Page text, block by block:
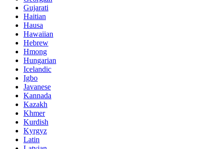
Gujarati
Haitian
Hausa
Hawaiian
Hebrew
Hmong
Hungarian
Icelandic
Igbo
Javanese
Kannada
Kazakh
Khmer
Kurdish
Kyrgyz
Latin